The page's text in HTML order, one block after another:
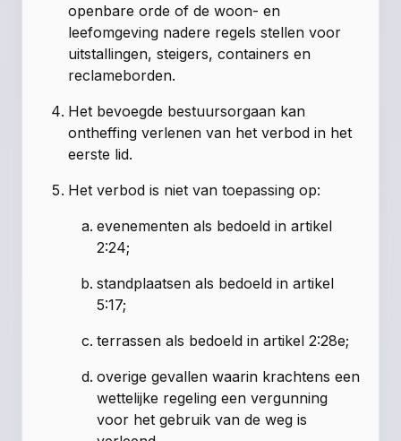
openbare orde of de woon- en
leefomgeving nadere regels stellen voor
uitstallingen, steigers, containers en
reclameborden.
Het bevoegde bestuursorgaan kan
ontheffing verlenen van het verbod in het
eerste lid.
Het verbod is niet van toepassing op:
evenementen als bedoeld in artikel
2:24;
standplaatsen als bedoeld in artikel
5:17;
terrassen als bedoeld in artikel 2:28e;
overige gevallen waarin krachtens een
wettelijke regeling een vergunning
voor het gebruik van de weg is